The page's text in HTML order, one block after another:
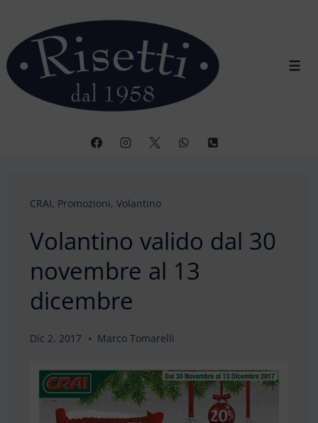
contenuto
principale
CRAI, Promozioni, Volantino
Volantino valido dal 30
novembre al 13
dicembre
Dic 2, 2017 Marco Tomarelli